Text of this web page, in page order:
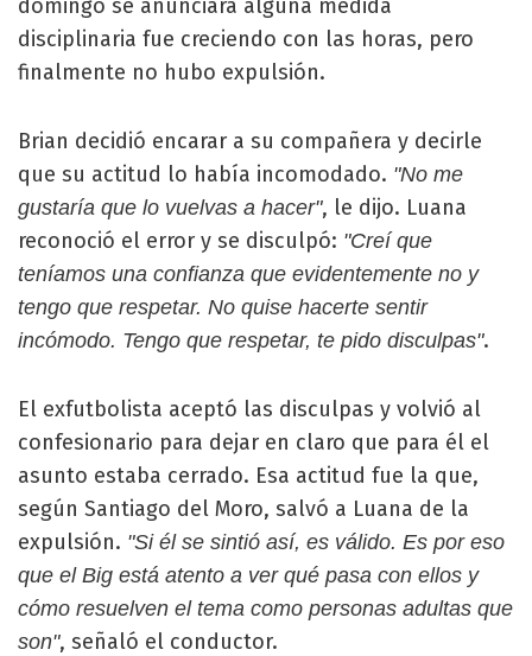
domingo se anunciara alguna medida
disciplinaria fue creciendo con las horas, pero
finalmente no hubo expulsión.
Brian decidió encarar a su compañera y decirle
que su actitud lo había incomodado. "No me
gustaría que lo vuelvas a hacer", le dijo. Luana
reconoció el error y se disculpó: "Creí que
teníamos una confianza que evidentemente no y
tengo que respetar. No quise hacerte sentir
incómodo. Tengo que respetar, te pido disculpas".
El exfutbolista aceptó las disculpas y volvió al
confesionario para dejar en claro que para él el
asunto estaba cerrado. Esa actitud fue la que,
según Santiago del Moro, salvó a Luana de la
expulsión. "Si él se sintió así, es válido. Es por eso
que el Big está atento a ver qué pasa con ellos y
cómo resuelven el tema como personas adultas que
son", señaló el conductor.